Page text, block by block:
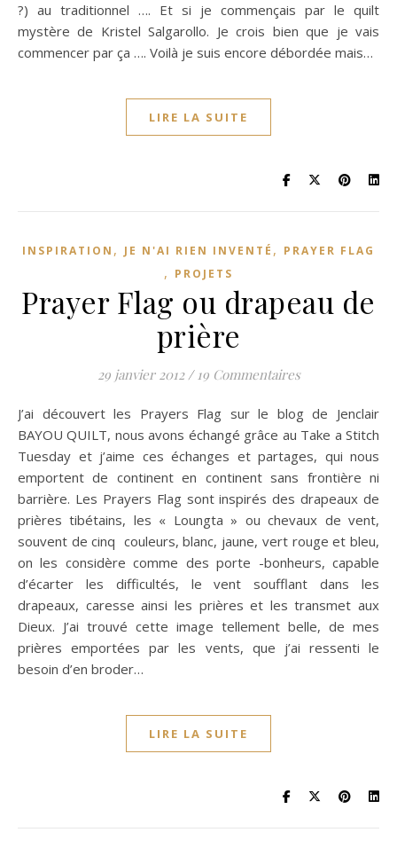
?) au traditionnel …. Et si je commençais par le quilt
mystère de Kristel Salgarollo. Je crois bien que je vais
commencer par ça …. Voilà je suis encore débordée mais…
LIRE LA SUITE
INSPIRATION , JE N'AI RIEN INVENTÉ , PRAYER FLAG
, PROJETS
Prayer Flag ou drapeau de
prière
29 janvier 2012 / 19 Commentaires
J’ai découvert les Prayers Flag sur le blog de Jenclair
BAYOU QUILT, nous avons échangé grâce au Take a Stitch
Tuesday et j’aime ces échanges et partages, qui nous
emportent de continent en continent sans frontière ni
barrière. Les Prayers Flag sont inspirés des drapeaux de
prières tibétains, les « Loungta » ou chevaux de vent,
souvent de cinq couleurs, blanc, jaune, vert rouge et bleu,
on les considère comme des porte -bonheurs, capable
d’écarter les difficultés, le vent soufflant dans les
drapeaux, caresse ainsi les prières et les transmet aux
Dieux. J’ai trouvé cette image tellement belle, de mes
prières emportées par les vents, que j’ai ressenti le
besoin d’en broder…
LIRE LA SUITE